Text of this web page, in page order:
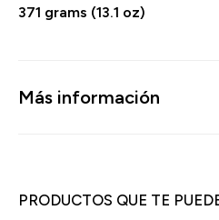
371 grams (13.1 oz)
Más información
PRODUCTOS QUE TE